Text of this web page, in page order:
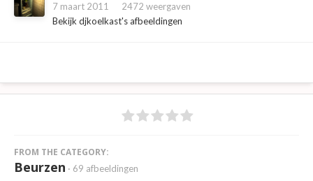
7 maart 2011
2472 weergaven
Bekijk djkoelkast's afbeeldingen
FROM THE CATEGORY:
Beurzen · 69 afbeeldingen